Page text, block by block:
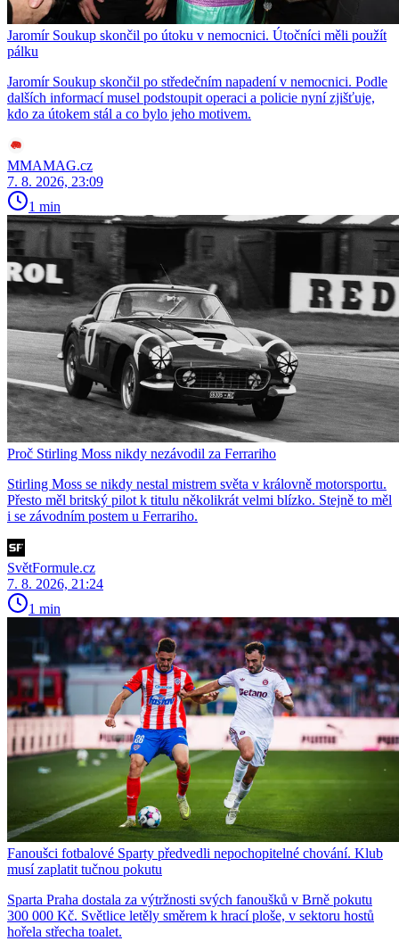
Jaromír Soukup skončil po útoku v nemocnici. Útočníci měli použít
pálku
Jaromír Soukup skončil po středečním napadení v nemocnici. Podle
dalších informací musel podstoupit operaci a policie nyní zjišťuje,
kdo za útokem stál a co bylo jeho motivem.
MMAMAG.cz
7. 8. 2026, 23:09
1 min
Proč Stirling Moss nikdy nezávodil za Ferrariho
Stirling Moss se nikdy nestal mistrem světa v královně motorsportu.
Přesto měl britský pilot k titulu několikrát velmi blízko. Stejně to měl
i se závodním postem u Ferrariho.
SvětFormule.cz
7. 8. 2026, 21:24
1 min
Fanoušci fotbalové Sparty předvedli nepochopitelné chování. Klub
musí zaplatit tučnou pokutu
Sparta Praha dostala za výtržnosti svých fanoušků v Brně pokutu
300 000 Kč. Světlice letěly směrem k hrací ploše, v sektoru hostů
hořela střecha toalet.